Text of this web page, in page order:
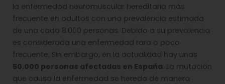
la enfermedad neuromuscular hereditaria más
frecuente en adultos con una prevalencia estimada
de una cada 8.000 personas. Debido a su prevalencia
es considerada una enfermedad rara o poco
frecuente. Sin embargo, en la actualidad hay unas
50.000 personas afectadas en España. La mutación
que causa la enfermedad se hereda de manera